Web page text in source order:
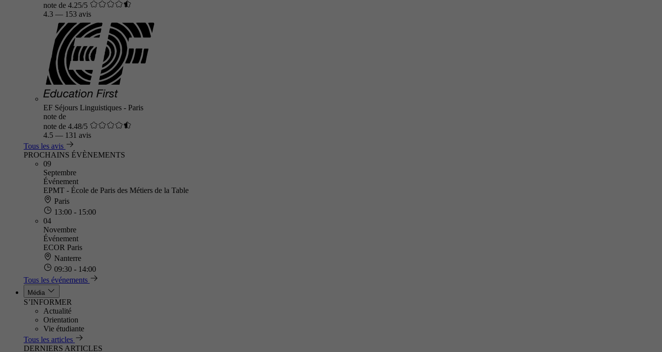
note de 4.25/5
4.3 — 153 avis
EF Séjours Linguistiques - Paris
note de
note de 4.48/5
4.5 — 131 avis
Tous les avis
PROCHAINS ÉVÈNEMENTS
09
Septembre
Événement
EPMT - École de Paris des Métiers de la Table
Paris
13:00 - 15:00
04
Novembre
Événement
ECOR Paris
Nanterre
09:30 - 14:00
Tous les événements
Média
S’INFORMER
Actualité
Orientation
Vie étudiante
Tous les articles
DERNIERS ARTICLES